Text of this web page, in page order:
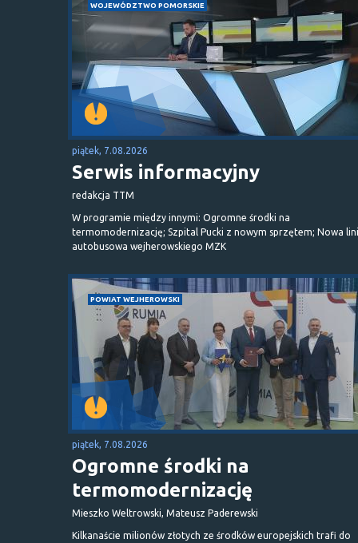
WOJEWÓDZTWO POMORSKIE
piątek, 7.08.2026
Serwis informacyjny
redakcja TTM
W programie między innymi: Ogromne środki na
termomodernizację; Szpital Pucki z nowym sprzętem; Nowa
autobusowa wejherowskiego MZK
POWIAT WEJHEROWSKI
piątek, 7.08.2026
Ogromne środki na
termomodernizację
Mieszko Weltrowski, Mateusz Paderewski
Kilkanaście milionów złotych ze środków europejskich trafi do